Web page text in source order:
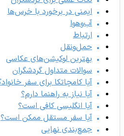
ایمنی در برخورد با خرس‌ها
آب‌وهوا
ارتباط
حمل‌ونقل
بهترین لوکیشن‌های عکاسی
سوالات متداول گردشگران
آیا کامچاتکا برای سفر
آیا نیاز به راهنما دارم؟
آیا انگلیسی کافی است؟
آیا سفر مستقل ممکن است؟
جمع‌بندی نهایی